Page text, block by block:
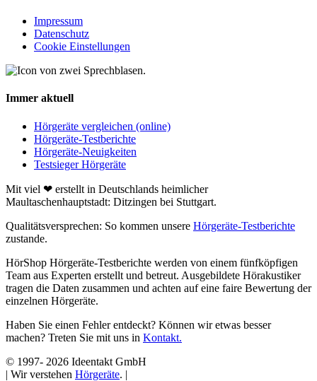
Impressum
Datenschutz
Cookie Einstellungen
Immer aktuell
Hörgeräte vergleichen (online)
Hörgeräte-Testberichte
Hörgeräte-Neuigkeiten
Testsieger Hörgeräte
Mit viel ❤ erstellt in Deutschlands heimlicher
Maultaschenhauptstadt: Ditzingen bei Stuttgart.
Qualitätsversprechen: So kommen unsere Hörgeräte-Testberichte
zustande.
HörShop Hörgeräte-Testberichte werden von einem fünfköpfigen
Team aus Experten erstellt und betreut. Ausgebildete Hörakustiker
tragen die Daten zusammen und achten auf eine faire Bewertung der
einzelnen Hörgeräte.
Haben Sie einen Fehler entdeckt? Können wir etwas besser
machen? Treten Sie mit uns in Kontakt.
© 1997- 2026 Ideentakt GmbH
| Wir verstehen Hörgeräte. |